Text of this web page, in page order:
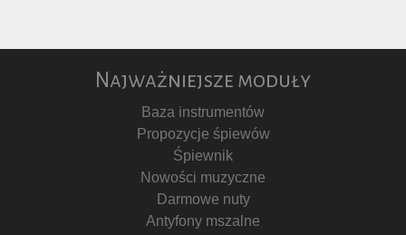
Najważniejsze moduły
Baza instrumentów
Propozycje śpiewów
Śpiewnik
Nowości muzyczne
Darmowe nuty
Antyfony mszalne